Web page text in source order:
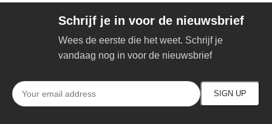
Schrijf je in voor de nieuwsbrief
Wees de eerste die het weet. Schrijf je
vandaag nog in voor de nieuwsbrief